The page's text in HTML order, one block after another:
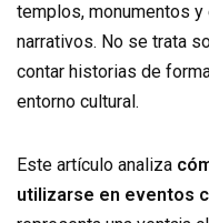
templos, monumentos
narrativos. No se trata
contar historias de
entorno cultural.
Este artículo analiza
utilizarse en eventos